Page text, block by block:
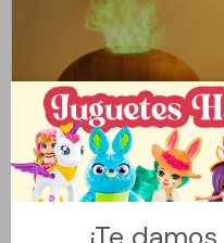
LlegaLUNES
HUMIDIFICADOR GRANDE -
MADERA